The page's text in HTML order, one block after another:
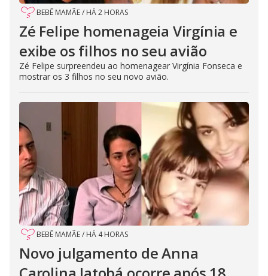
BEBÊ MAMÃE/ HÁ 2 HORAS
Zé Felipe homenageia Virgínia e
exibe os filhos no seu avião
Zé Felipe surpreendeu ao homenagear Virgínia Fonseca e
mostrar os 3 filhos no seu novo avião.
BEBÊ MAMÃE/ HÁ 4 HORAS
Novo julgamento de Anna